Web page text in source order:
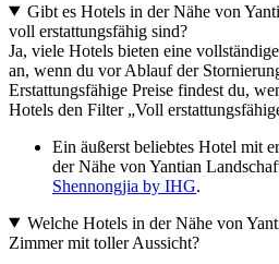
Gibt es Hotels in der Nähe von
voll erstattungsfähig sind?
Ja, viele Hotels bieten eine
an, wenn du vor Ablauf der
Erstattungsfähige Preise findest du,
Hotels den Filter „Voll
Ein äußerst beliebtes Hotel mit
der Nähe von Yantian
Shennongjia by IHG.
Welche Hotels in der Nähe von
Zimmer mit toller Aussicht?